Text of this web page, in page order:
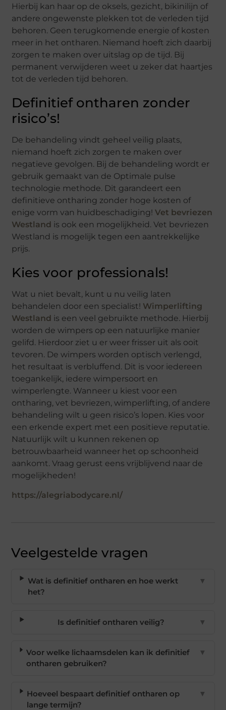
Hierbij kan haar op de oksels, gezicht, bikinilijn of
andere ongewenste plekken tot de verleden tijd
behoren. Geen terugkomende energie of kosten
meer in het ontharen. Niemand hoeft zich daarbij
zorgen te maken over uitslag op de tijd. Bij
permanent verwijderen weet u zeker dat haartjes
tot de verleden tijd behoren.
Definitief ontharen zonder
risico’s!
De behandeling vindt geheel veilig plaats,
niemand hoeft zich zorgen te maken over
negatieve gevolgen. Bij de behandeling wordt er
gebruik gemaakt van de Optimale pulse
technologie methode. Dit garandeert een
definitieve ontharing zonder hoge kosten of
enige vorm van huidbeschadiging!Vet bevriezen
Westland is ook een mogelijkheid. Vet bevriezen
Westland is mogelijk tegen een aantrekkelijke
prijs.
Kies voor professionals!
Wat u niet bevalt, kunt u nu veilig laten
behandelen door een specialist! Wimperlifting
Westland is een veel gebruikte methode. Hierbij
worden de wimpers op een natuurlijke manier
gelifd. Hierdoor ziet u er weer frisser uit als ooit
tevoren. De wimpers worden optisch verlengd,
het resultaat is verbluffend. Dit is voor iedereen
toegankelijk, iedere wimpersoort en
wimperlengte. Wanneer u kiest voor een
ontharing, vet bevriezen, wimperlifting, of andere
behandeling wilt u geen risico’s lopen. Kies voor
een erkende expert met een positieve reputatie.
Natuurlijk wilt u kunnen rekenen op
betrouwbaarheid wanneer het op schoonheid
aankomt. Vraag gerust eens vrijblijvend naar de
mogelijkheden!
https://alegriabodycare.nl/
Veelgestelde vragen
Wat is definitief ontharen en hoe werkt
het?
▼
Is definitief ontharen veilig? ▼
Voor welke lichaamsdelen kan ik definitief
ontharen gebruiken?
▼
Hoeveel bespaart definitief ontharen op
lange termijn?
▼